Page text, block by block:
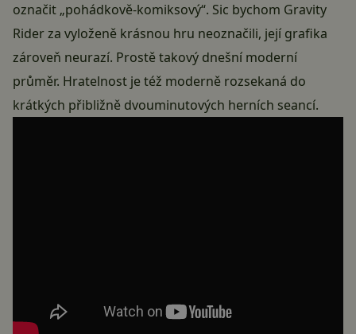
označit „pohádkově-komiksový“. Sic bychom Gravity
Rider za vyloženě krásnou hru neoznačili, její grafika
zároveň neurazí. Prostě takový dnešní moderní
průměr. Hratelnost je též moderně rozsekaná do
krátkých přibližně dvouminutových herních seancí.